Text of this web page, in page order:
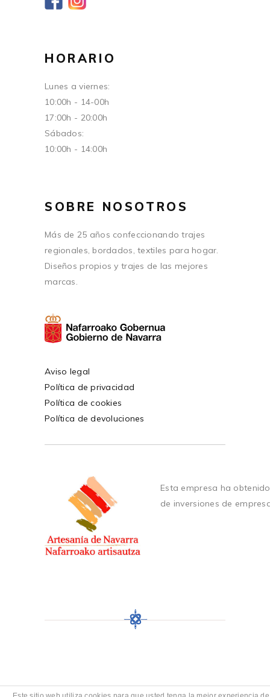
HORARIO
Lunes a viernes:
10:00h - 14-00h
17:00h - 20:00h
Sábados:
10:00h - 14:00h
SOBRE NOSOTROS
Más de 25 años confeccionando trajes
regionales, bordados, textiles para hogar.
Diseños propios y trajes de las mejores
marcas.
Aviso legal
Política de privacidad
Política de cookies
Política de devoluciones
Esta empresa ha
de inversiones de